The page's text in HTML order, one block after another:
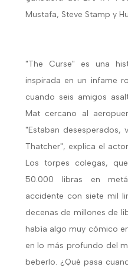
Mustafa, Steve Stamp y
"The Curse" es una
inspirada en un infame
cuando seis amigos
Mat cercano al
"Estaban desesperados,
Thatcher", explica el
Los torpes colegas,
50.000 libras en
accidente con siete mil
decenas de millones de
había algo muy cómico
en lo más profundo del
beberlo. ¿Qué pasa